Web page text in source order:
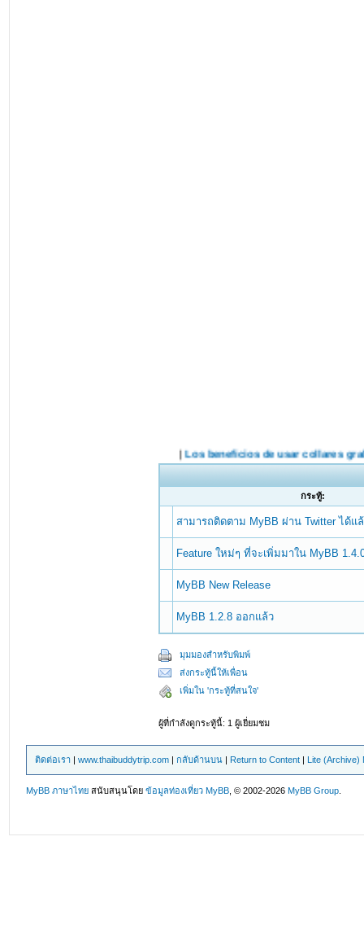
กระทู้:
สามารถติดตาม MyBB ผ่าน Twitter ได้แ
Feature ใหม่ๆ ที่จะเพิ่มมาใน MyBB
MyBB New Release
MyBB 1.2.8 ออกแล้ว
มุมมองสำหรับพิมพ์
ส่งกระทู้นี้ให้เพื่อน
เพิ่มใน 'กระทู้ที่สนใจ'
ผู้ที่กำลังดูกระทู้นี้: 1 ผู้เยี่ยมชม
ติดต่อเรา |www.thaibuddytrip.com |กลับด้านบน | Return to Content | Lite (Archive)
MyBB ภาษาไทย สนับสนุนโดยข้อมูลท่องเที่ยว MyBB , © 2002-2026MyBB Group